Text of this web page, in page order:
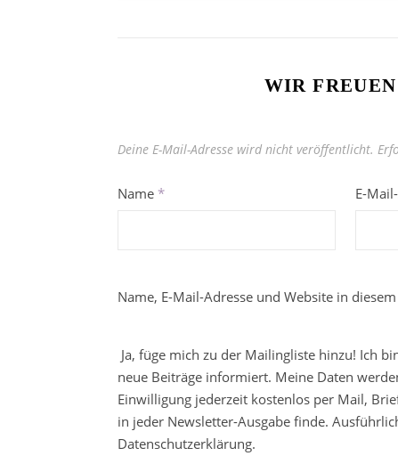
WIR
Deine E-Mail-Adresse wird nicht veröffentlicht.
Name * E-
Name, E-Mail-Adresse und Website in
Ja, füge mich zu der Mailingliste hinzu! Ich
neue Beiträge informiert. Meine Daten
Einwilligung jederzeit kostenlos per Mail,
in jeder Newsletter-Ausgabe finde.
Datenschutzerklärung.